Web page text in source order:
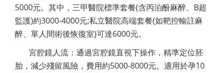
5000元。其中，三甲醫院標準套餐(含丙泊酚麻醉、B超
監護)約3000-4000元;私立醫院高端套餐(如靶控輸註麻
醉、單人間術後恢復室)可達6000元。
宮腔鏡人流：通過宮腔鏡直視下操作，精準定位胚
胎，減少殘留風險，費用約5000-8000元。適用於孕10